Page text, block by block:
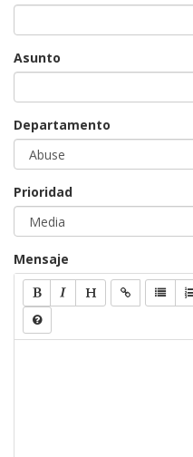
Asunto
Departamento
Prioridad
Mensaje